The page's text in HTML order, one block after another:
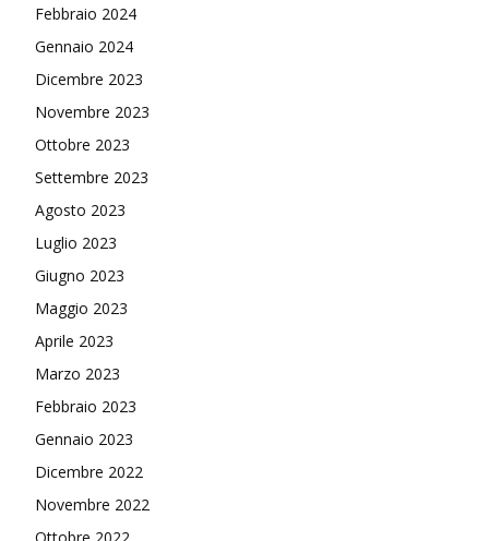
Febbraio 2024
Gennaio 2024
Dicembre 2023
Novembre 2023
Ottobre 2023
Settembre 2023
Agosto 2023
Luglio 2023
Giugno 2023
Maggio 2023
Aprile 2023
Marzo 2023
Febbraio 2023
Gennaio 2023
Dicembre 2022
Novembre 2022